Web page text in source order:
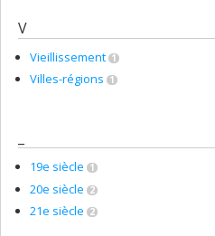
V
Vieillissement 1
Villes-régions 1
19e siècle 1
20e siècle 2
21e siècle 2